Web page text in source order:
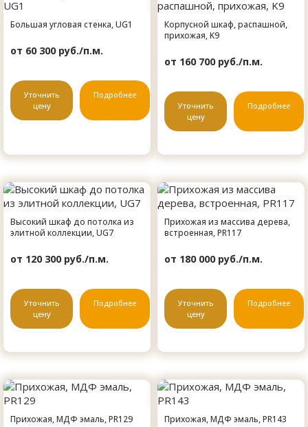
Большая угловая стенка, UG1
от 60 300 руб./п.м.
Уточнить
цену
Подробнее
Корпусной шкаф, распашной,
прихожая, K9
от 160 700 руб./п.м.
Уточнить
цену
Подробнее
Высокий шкаф до потолка из
элитной коллекции, UG7
от 120 300 руб./п.м.
Уточнить
цену
Подробнее
Прихожая из массива дерева,
встроенная, PR117
от 180 000 руб./п.м.
Уточнить
цену
Подробнее
Прихожая, МДФ эмаль, PR129 Прихожая, МДФ эмаль, PR143